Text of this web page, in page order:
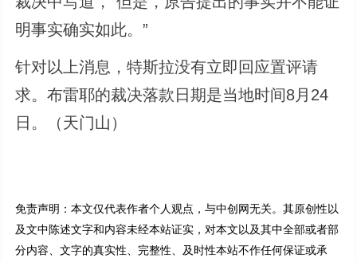
明事实确实如此。”
针对以上消息，特斯拉没有立即回应置评请
求。布雷耶的裁决落款日期是当地时间8月24
日。（天门山）
免责声明：本文仅代表作者个人观点，与中创网无关。其原创性以
及文中陈述文字和内容未经本站证实，对本文以及其中全部或者部
分内容、文字的真实性、完整性、及时性本站不作任何保证或承